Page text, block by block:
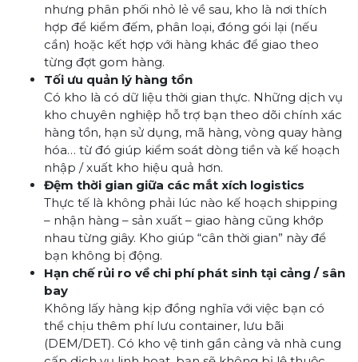
nhưng phân phối nhỏ lẻ về sau, kho là nơi thích
hợp để kiểm đếm, phân loại, đóng gói lại (nếu
cần) hoặc kết hợp với hàng khác để giao theo
từng đợt gom hàng.
Tối ưu quản lý hàng tồn
Có kho là có dữ liệu thời gian thực. Những dịch vụ
kho chuyên nghiệp hỗ trợ bạn theo dõi chính xác
hàng tồn, hạn sử dụng, mã hàng, vòng quay hàng
hóa… từ đó giúp kiểm soát dòng tiền và kế hoạch
nhập / xuất kho hiệu quả hơn.
Đệm thời gian giữa các mắt xích logistics
Thực tế là không phải lúc nào kế hoạch shipping
– nhận hàng – sản xuất – giao hàng cũng khớp
nhau từng giây. Kho giúp “cân thời gian” này để
bạn không bị động.
Hạn chế rủi ro về chi phí phát sinh tại cảng / sân
bay
Không lấy hàng kịp đồng nghĩa với việc bạn có
thể chịu thêm phí lưu container, lưu bãi
(DEM/DET). Có kho vệ tinh gần cảng và nhà cung